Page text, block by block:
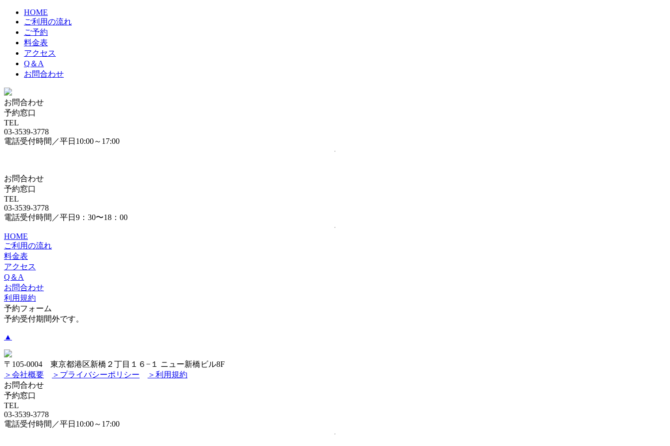
HOME
ご利用の流れ
ご予約
料金表
アクセス
Q＆A
お問合わせ
お問合わせ
予約窓口
TEL
03-3539-3778
電話受付時間／平日10:00～17:00
お問合わせ
予約窓口
TEL
03-3539-3778
電話受付時間／平日9：30〜18：00
HOME
ご利用の流れ
料金表
アクセス
Q＆A
お問合わせ
利用規約
予約フォーム
予約受付期間外です。
▲
〒105-0004 東京都港区新橋２丁目１６−１ ニュー新橋ビル8F
＞会社概要
＞プライバシーポリシー
＞利用規約
お問合わせ
予約窓口
TEL
03-3539-3778
電話受付時間／平日10:00～17:00